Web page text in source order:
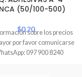
(50/100-500)
$0.20sobre los precios
por favor comunicarse
097 900 8240